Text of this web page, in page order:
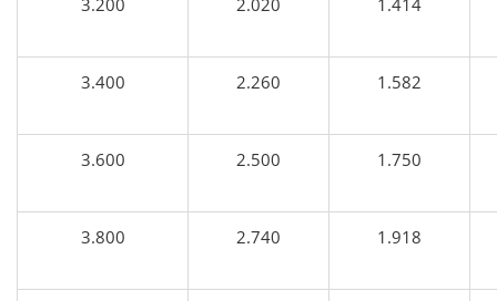
3.400 2.260 1.582
3.600 2.500 1.750
3.800 2.740 1.918